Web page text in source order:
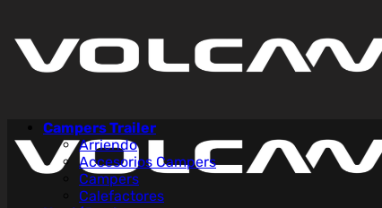
contenido
Campers Trailer
Arriendo
Accesorios Campers
Campers
Calefactores